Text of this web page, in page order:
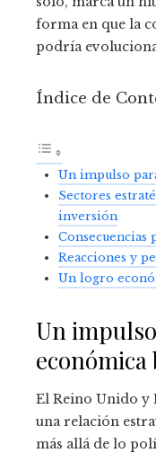
forma en que la
podría
Índice de
Un impulso
Sectores
inversión
Consecuencias
Reacciones y
Un logro
Un
El Reino Unido y
una relación
más allá de lo